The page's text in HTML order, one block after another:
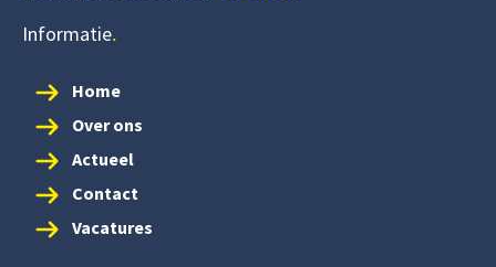
Informatie
Home
Over ons
Actueel
Contact
Vacatures